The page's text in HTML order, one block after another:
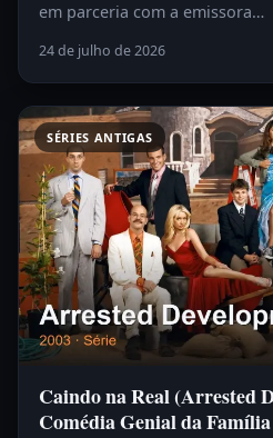
em parceria com a emissora…
24 de julho de 2026
SÉRIES ANTIGAS
Caindo na Real (Arrested
Comédia Genial da